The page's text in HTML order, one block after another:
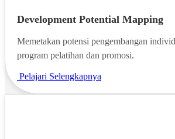
Development Potential Mapping
Memetakan potensi pengembangan
program pelatihan dan promosi.
Pelajari Selengkapnya